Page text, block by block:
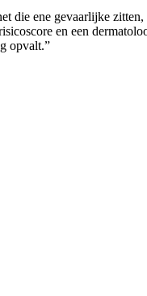
die ene gevaarlijke
en een
opvalt.”